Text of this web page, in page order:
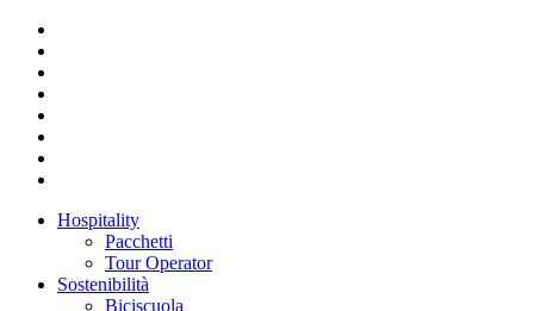
Hospitality
Pacchetti
Tour Operator
Sostenibilità
Biciscuola